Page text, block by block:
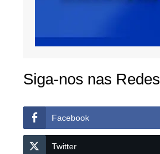
Siga-nos nas Redes
Facebook
Twitter